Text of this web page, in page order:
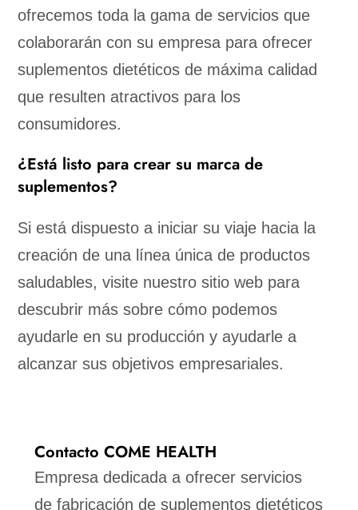
ofrecemos toda la gama de servicios que
colaborarán con su empresa para ofrecer
suplementos dietéticos de máxima calidad
que resulten atractivos para los
consumidores.
¿Está listo para crear su marca de
suplementos?
Si está dispuesto a iniciar su viaje hacia la
creación de una línea única de productos
saludables, visite nuestro sitio web para
descubrir más sobre cómo podemos
ayudarle en su producción y ayudarle a
alcanzar sus objetivos empresariales.
Contacto COME HEALTH
Empresa dedicada a ofrecer servicios
de fabricación de suplementos dietéticos